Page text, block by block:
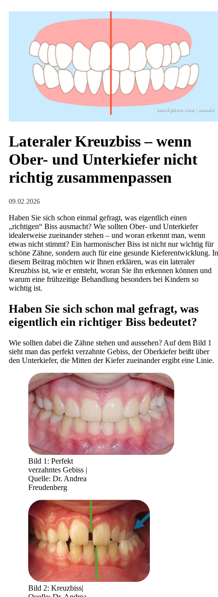
istockphoto.com | sumaki
Lateraler Kreuzbiss – wenn
Ober- und Unterkiefer nicht
richtig zusammenpassen
09.02.2026
Haben Sie sich schon einmal gefragt, was eigentlich einen
„richtigen“ Biss ausmacht? Wie sollten Ober- und Unterkiefer
idealerweise zueinander stehen – und woran erkennt man, wenn
etwas nicht stimmt? Ein harmonischer Biss ist nicht nur wichtig für
schöne Zähne, sondern auch für eine gesunde Kieferentwicklung. In
diesem Beitrag möchten wir Ihnen erklären, was ein lateraler
Kreuzbiss ist, wie er entsteht, woran Sie ihn erkennen können und
warum eine frühzeitige Behandlung besonders bei Kindern so
wichtig ist.
Haben Sie sich schon mal gefragt, was
eigentlich ein richtiger Biss bedeutet?
Wie sollten dabei die Zähne stehen und aussehen? Auf dem Bild 1
sieht man das perfekt verzahnte Gebiss, der Oberkiefer beißt über
den Unterkiefer, die Mitten der Kiefer zueinander ergibt eine Linie.
Bild 1: Perfekt
verzahntes Gebiss |
Quelle: Dr. Andrea
Freudenberg
Bild 2: Kreuzbiss|